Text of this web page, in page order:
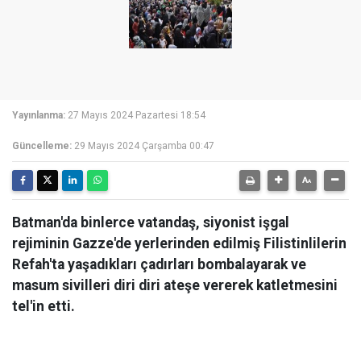
Yayınlanma: 27 Mayıs 2024 Pazartesi 18:54
Güncelleme: 29 Mayıs 2024 Çarşamba 00:47
Batman'da binlerce vatandaş, siyonist işgal
rejiminin Gazze'de yerlerinden edilmiş Filistinlilerin
Refah'ta yaşadıkları çadırları bombalayarak ve
masum sivilleri diri diri ateşe vererek katletmesini
tel'in etti.